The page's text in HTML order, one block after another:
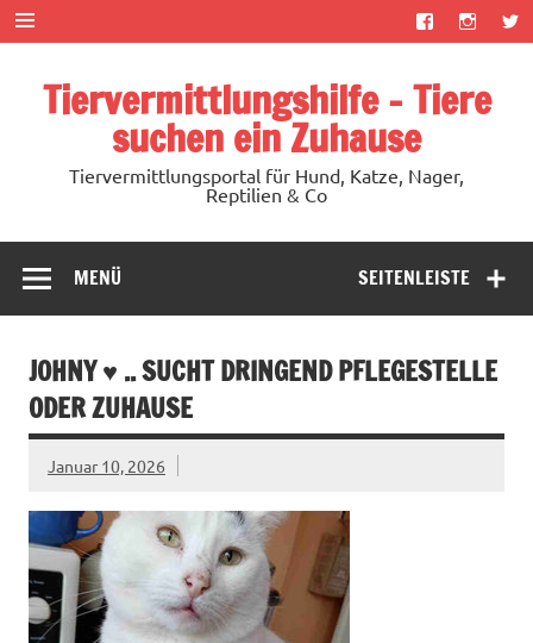
Zum
Inhalt
springen
Tiervermittlungshilfe – Tiere
suchen ein Zuhause
Tiervermittlungsportal für Hund, Katze, Nager,
Reptilien & Co
SEITENLEISTE
MENÜ
JOHNY ♥ .. SUCHT DRINGEND PFLEGESTELLE
ODER ZUHAUSE
Januar 10, 2026